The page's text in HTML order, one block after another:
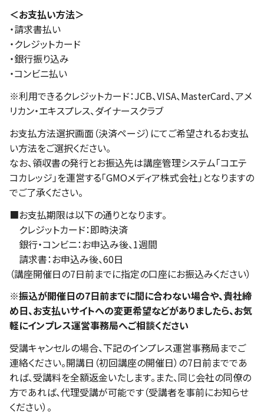
＜お支払い方法＞
・請求書払い
・クレジットカード
・銀行振り込み
・コンビニ払い
※利用できるクレジットカード：JCB、VISA、MasterCard、アメ
リカン・エキスプレス、ダイナースクラブ
お支払方法選択画面（決済ページ）にてご希望されるお支払
い方法をご選択ください。
なお、領収書の発行とお振込先は講座管理システム「コエテ
コカレッジ」を運営する「GMOメディア株式会社」となりますの
でご了承ください。
■お支払期限は以下の通りとなります。
クレジットカード：即時決済
銀行・コンビニ：お申込み後、1週間
請求書：お申込み後、60日
（講座開催日の7日前までに指定の口座にお振込みください）
※振込が開催日の7日前までに間に合わない場合や、貴社締
め日、お支払いサイトへの変更希望などがありましたら、お気
軽にインプレス運営事務局へご相談ください
受講キャンセルの場合、下記のインプレス運営事務局までご
連絡ください。開講日（初回講座の開催日）の7日前までであ
れば、受講料を全額返金いたします。また、同じ会社の同僚の
方であれば、代理受講が可能です（受講者を事前にお知らせ
ください）。